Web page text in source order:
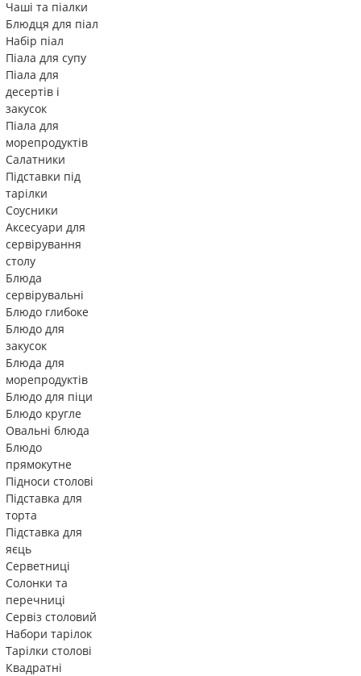
Чаші та піалки
Блюдця для піал
Набір піал
Піала для супу
Піала для
десертів і
закусок
Піала для
морепродуктів
Салатники
Підставки під
тарілки
Соусники
Аксесуари для
сервірування
столу
Блюда
сервірувальні
Блюдо глибоке
Блюдо для
закусок
Блюда для
морепродуктів
Блюдо для піци
Блюдо кругле
Овальні блюда
Блюдо
прямокутне
Підноси столові
Підставка для
торта
Підставка для
яєць
Серветниці
Солонки та
перечниці
Сервіз столовий
Набори тарілок
Тарілки столові
Квадратні